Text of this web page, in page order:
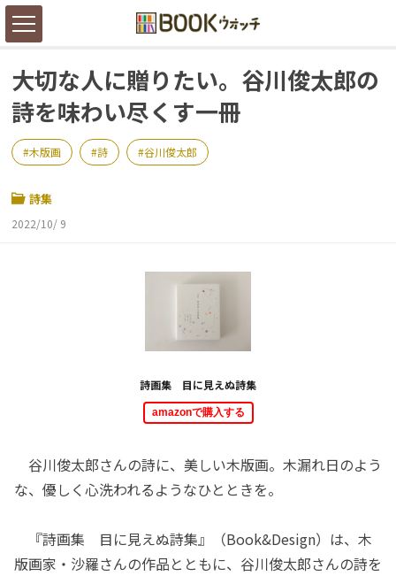
大切な人に贈りたい。谷川俊太郎の
詩を味わい尽くす一冊
木版画 詩 谷川俊太郎
詩集
2022/10/ 9
詩画集 目に見えぬ詩集
amazonで購入する
谷川俊太郎さんの詩に、美しい木版画。木漏れ日のよう
な、優しく心洗われるようなひとときを。
『詩画集 目に見えぬ詩集』（Book&Design）は、木
版画家・沙羅さんの作品とともに、谷川俊太郎さんの詩を